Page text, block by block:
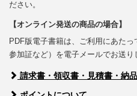
ださい。
【オンライン発送の商品の場合】
PDF版電子書籍は、ご利用にあたっ
参加証など）を電子メールでお送り
請求書・領収書・見積書・納